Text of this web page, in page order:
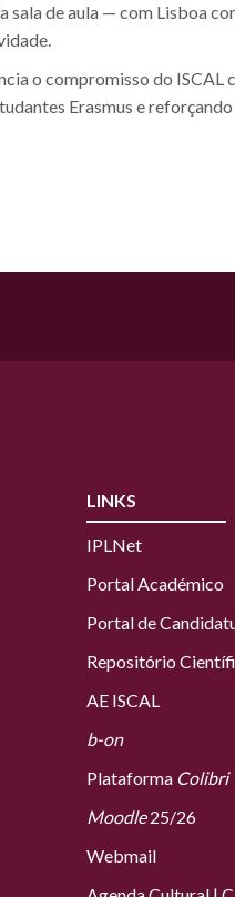
sala de aula — com Lisboa
o compromisso do
Erasmus e
LINKS
IPLNet
Portal Académico
Portal de
Repositório
AE ISCAL
b-on
Plataforma Colibri
Moodle25/26
Webmail